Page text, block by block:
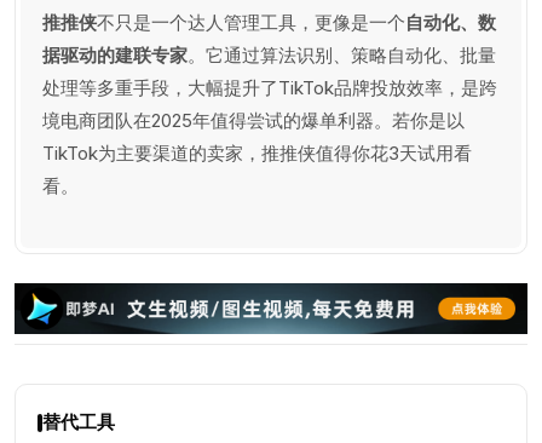
推推侠不只是一个达人管理工具，更像是一个自动化、数
据驱动的建联专家。它通过算法识别、策略自动化、批量
处理等多重手段，大幅提升了TikTok品牌投放效率，是跨
境电商团队在2025年值得尝试的爆单利器。若你是以
TikTok为主要渠道的卖家，推推侠值得你花3天试用看
看。
替代工具